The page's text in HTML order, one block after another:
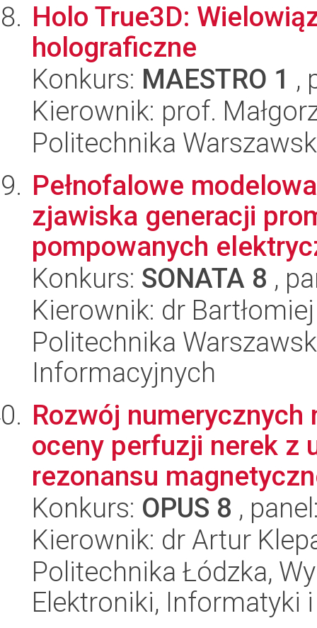
Holo True3D:
holograficzne
Konkurs: MAESTRO 1 ,
Kierownik: prof.
Politechnika
Pełnofalowe
zjawiska generacji
pompowanych
Konkurs: SONATA 8 ,
Kierownik: dr
Politechnika
Informacyjnych
Rozwój
oceny perfuzji nerek z
rezonansu
Konkurs: OPUS 8 ,
Kierownik: dr Artur
Politechnika Łódzka,
Elektroniki, Informatyki